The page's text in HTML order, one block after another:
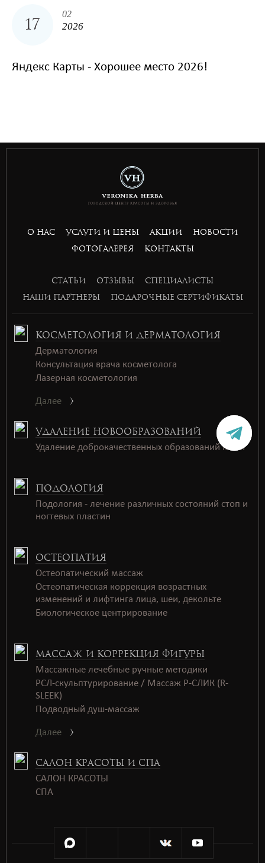
17
02
2026
Яндекс Карты - Хорошее место 2026!
bandar slot gacor
toto 4d
basket168
О НАС УСЛУГИ И ЦЕНЫ АКЦИИ
НОВОСТИ
ФОТОГАЛЕРЕЯ
КОНТАКТЫ
СТАТЬИ ОТЗЫВЫ
СПЕЦИАЛИСТЫ
НАШИ ПАРТНЕРЫ
ПОДАРОЧНЫЕ СЕРТИФИКАТЫ
КОСМЕТОЛОГИЯ И ДЕРМАТОЛОГИЯ
Дерматология
Консультация врача косметолога
Лазерная косметология
Далее
САЛОН КРАСОТЫ И СПА
САЛОН КРАСОТЫ
СПАㅤㅤ
УДАЛЕНИЕ НОВООБРАЗОВАНИЙ
Удаление доброкачественных образований кожи
ПОДОЛОГИЯ
Подология - лечение различных состояний стоп и
ногтевых пластин
ОСТЕОПАТИЯ
Остеопатический массаж
Остеопатическая коррекция возрастных
изменений и лифтинга лица, шеи, декольте
Биологическое центрирование
МАССАЖ И КОРРЕКЦИЯ ФИГУРЫ
Массажные лечебные ручные методики
РСЛ-скульптурирование / Массаж Р-СЛИК (R-
SLEEK)
Подводный душ-массаж
Далее